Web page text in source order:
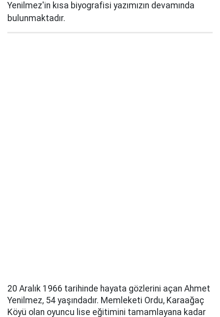
Yenilmez'in kısa biyografisi yazımızın devamında
bulunmaktadır.
20 Aralık 1966 tarihinde hayata gözlerini açan Ahmet
Yenilmez, 54 yaşındadır. Memleketi Ordu, Karaağaç
Köyü olan oyuncu lise eğitimini tamamlayana kadar